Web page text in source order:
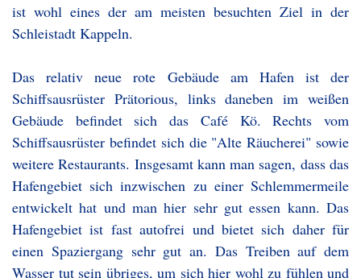
ist wohl eines der am meisten besuchten Ziel in der
Schleistadt Kappeln.
Das relativ neue rote Gebäude am Hafen ist der
Schiffsausrüster Prätorious, links daneben im weißen
Gebäude befindet sich das Café Kö. Rechts vom
Schiffsausrüster befindet sich die "Alte Räucherei" sowie
weitere Restaurants. Insgesamt kann man sagen, dass das
Hafengebiet sich inzwischen zu einer Schlemmermeile
entwickelt hat und man hier sehr gut essen kann. Das
Hafengebiet ist fast autofrei und bietet sich daher für
einen Spaziergang sehr gut an. Das Treiben auf dem
Wasser tut sein übriges, um sich hier wohl zu fühlen und